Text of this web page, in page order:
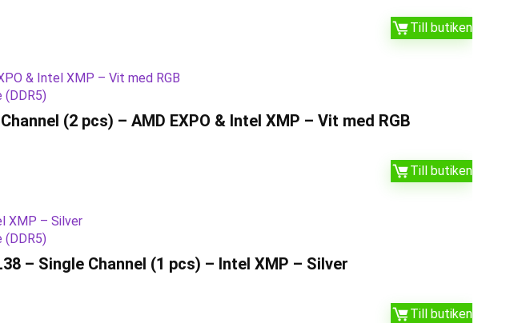
Till butiken
(DDR5)
(2 pcs) – AMD EXPO & Intel XMP – Vit med RGB
Till butiken
(DDR5)
– Single Channel (1 pcs) – Intel XMP – Silver
Till butiken